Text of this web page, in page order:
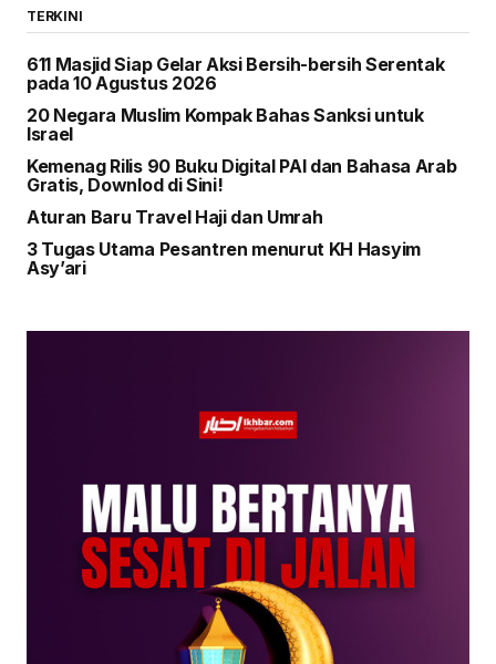
TERKINI
611 Masjid Siap Gelar Aksi Bersih-bersih Serentak
pada 10 Agustus 2026
20 Negara Muslim Kompak Bahas Sanksi untuk
Israel
Kemenag Rilis 90 Buku Digital PAI dan Bahasa Arab
Gratis, Downlod di Sini!
Aturan Baru Travel Haji dan Umrah
3 Tugas Utama Pesantren menurut KH Hasyim
Asy’ari